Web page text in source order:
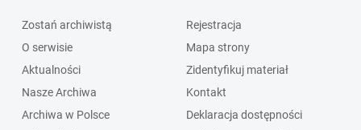
Zostań archiwistą
O serwisie
Aktualności
Nasze Archiwa
Archiwa w Polsce
Rejestracja
Mapa strony
Zidentyfikuj materiał
Kontakt
Deklaracja dostępności